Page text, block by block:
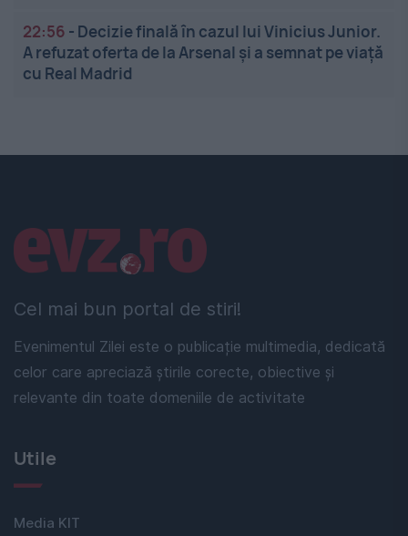
22:56 - Decizie finală în cazul lui Vinicius Junior.
A refuzat oferta de la Arsenal și a semnat pe viață
cu Real Madrid
Cel mai bun portal de stiri!
Evenimentul Zilei este o publicație multimedia, dedicată
celor care apreciază știrile corecte, obiective și
relevante din toate domeniile de activitate
Linkuri utile
Utile
Media KIT